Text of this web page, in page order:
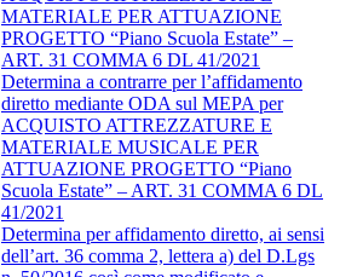
MATERIALE PER ATTUAZIONE
PROGETTO “Piano Scuola Estate” –
ART. 31 COMMA 6 DL 41/2021
Determina a contrarre per l’affidamento
diretto mediante ODA sul MEPA per
ACQUISTO ATTREZZATURE E
MATERIALE MUSICALE PER
ATTUAZIONE PROGETTO “Piano
Scuola Estate” – ART. 31 COMMA 6 DL
41/2021
Determina per affidamento diretto, ai sensi
dell’art. 36 comma 2, lettera a) del D.Lgs